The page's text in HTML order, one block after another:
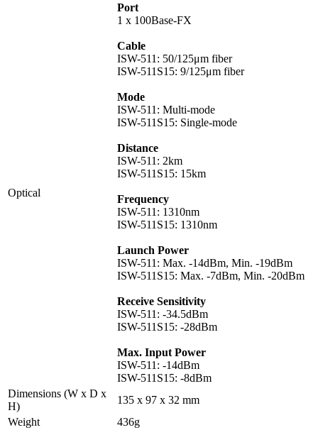
Optical
Port
1 x 100Base-FX
Cable
ISW-511: 50/125μm fiber
ISW-511S15: 9/125μm fiber
Mode
ISW-511: Multi-mode
ISW-511S15: Single-mode
Distance
ISW-511: 2km
ISW-511S15: 15km
Frequency
ISW-511: 1310nm
ISW-511S15: 1310nm
Launch Power
ISW-511: Max. -14dBm, Min. -19dBm
ISW-511S15: Max. -7dBm, Min. -20dBm
Receive Sensitivity
ISW-511: -34.5dBm
ISW-511S15: -28dBm
Max. Input Power
ISW-511: -14dBm
ISW-511S15: -8dBm
Dimensions (W x D x
H)
135 x 97 x 32 mm
Weight
436g